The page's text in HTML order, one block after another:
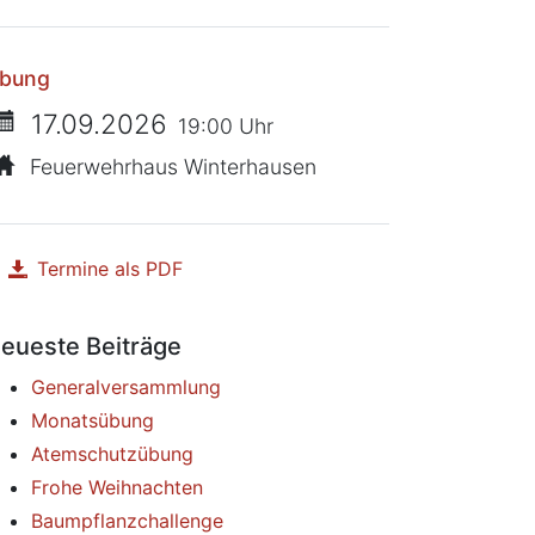
17.09.2026 19:00 Uhr
Feuerwehrhaus Winterhausen
Termine als PDF
Beiträge
Generalversammlung
Monatsübung
Atemschutzübung
Frohe Weihnachten
Baumpflanzchallenge